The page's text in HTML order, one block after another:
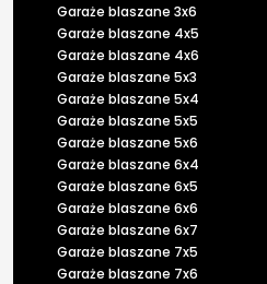
Garaże blaszane 3x6
Garaże blaszane 4x5
Garaże blaszane 4x6
Garaże blaszane 5x3
Garaże blaszane 5x4
Garaże blaszane 5x5
Garaże blaszane 5x6
Garaże blaszane 6x4
Garaże blaszane 6x5
Garaże blaszane 6x6
Garaże blaszane 6x7
Garaże blaszane 7x5
Garaże blaszane 7x6